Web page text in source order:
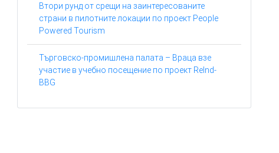
Втори рунд от срещи на заинтересованите
страни в пилотните локации по проект People
Powered Tourism
Търговско-промишлена палата – Враца взе
участие в учебно посещение по проект ReInd-
BBG